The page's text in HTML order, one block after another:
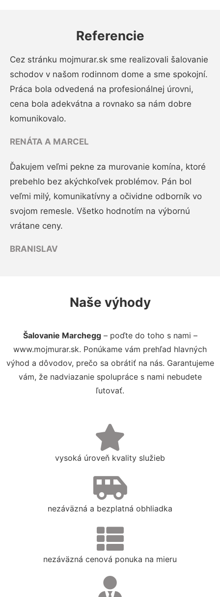
Referencie
Cez stránku mojmurar.sk sme realizovali šalovanie
schodov v našom rodinnom dome a sme spokojní.
Práca bola odvedená na profesionálnej úrovni,
cena bola adekvátna a rovnako sa nám dobre
komunikovalo.
RENÁTA A MARCEL
Ďakujem veľmi pekne za murovanie komína, ktoré
prebehlo bez akýchkoľvek problémov. Pán bol
veľmi milý, komunikatívny a očividne odborník vo
svojom remesle. Všetko hodnotím na výbornú
vrátane ceny.
BRANISLAV
Naše výhody
Šalovanie Marchegg– poďte do toho s nami –
www.mojmurar.sk. Ponúkame vám prehľad hlavných
výhod a dôvodov, prečo sa obrátiť na nás. Garantujeme
vám, že nadviazanie spolupráce s nami nebudete
ľutovať.
vysoká úroveň kvality služieb
nezáväzná a bezplatná obhliadka
nezáväzná cenová ponuka na mieru